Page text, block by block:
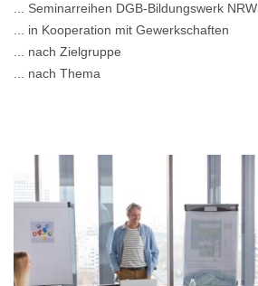
... Seminarreihen DGB-Bildungswerk NRW
... in Kooperation mit Gewerkschaften
... nach Zielgruppe
... nach Thema